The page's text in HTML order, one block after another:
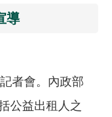
導
者會。內政部
公益出租人之